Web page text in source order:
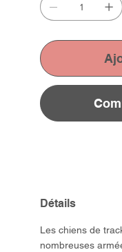
Détails
Les chiens de
nombreuses